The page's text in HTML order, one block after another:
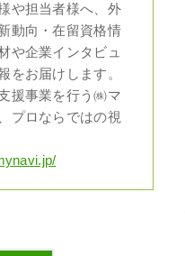
や担当者様へ、外
動向・在留資格情
や企業インタビュ
をお届けします。
援事業を行う㈱マ
プロならではの視